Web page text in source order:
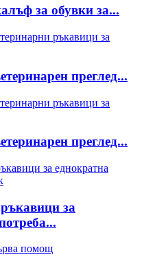
за обувки за...
преглед...
преглед...
за